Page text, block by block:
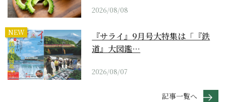
2026/08/08
NEW
『サライ』9月号大特集は「『鉄
道』大図鑑…
2026/08/07
記事一覧へ